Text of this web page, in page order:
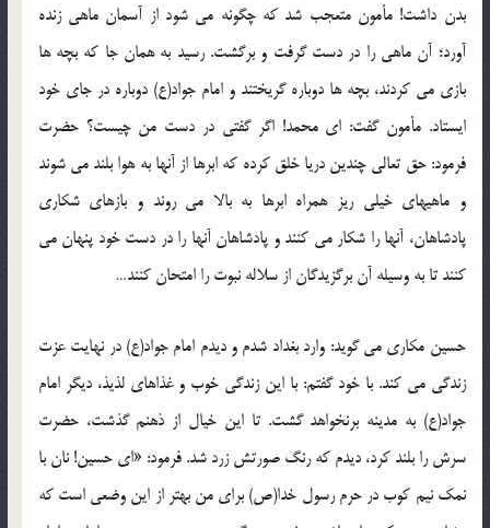
بدن داشت! مأمون متعجب شد که چگونه می شود از آسمان ماهی زنده
آورد؛ آن ماهی را در دست گرفت و برگشت. رسید به همان جا که بچه ها
بازی می کردند، بچه ها دوباره گریختند و امام جواد(ع) دوباره در جای خود
ایستاد. مأمون گفت: ای محمد! اگر گفتی در دست من چیست؟ حضرت
فرمود: حق تعالی چندین دریا خلق کرده که ابرها از آنها به هوا بلند می شوند
و ماهیهای خیلی ریز همراه ابرها به بالا می روند و بازهای شکاری
پادشاهان، آنها را شکار می کنند و پادشاهان آنها را در دست خود پنهان می
کنند تا به وسیله آن برگزیدگان از سلاله نبوت را امتحان کنند…
حسین مکاری می گوید: وارد بغداد شدم و دیدم امام جواد(ع) در نهایت عزت
زندگی می کند. با خود گفتم: با این زندگی خوب و غذاهای لذیذ، دیگر امام
جواد(ع) به مدینه برنخواهد گشت. تا این خیال از ذهنم گذشت، حضرت
سرش را بلند کرد، دیدم که رنگ صورتش زرد شد. فرمود: «ای حسین! نان با
نمک نیم کوب در حرم رسول خدا(ص) برای من بهتر از این وضعی است که